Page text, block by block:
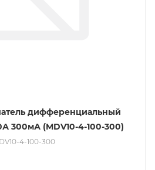
дифференциальный
300мА (MDV10-4-100-300)
4-100-300